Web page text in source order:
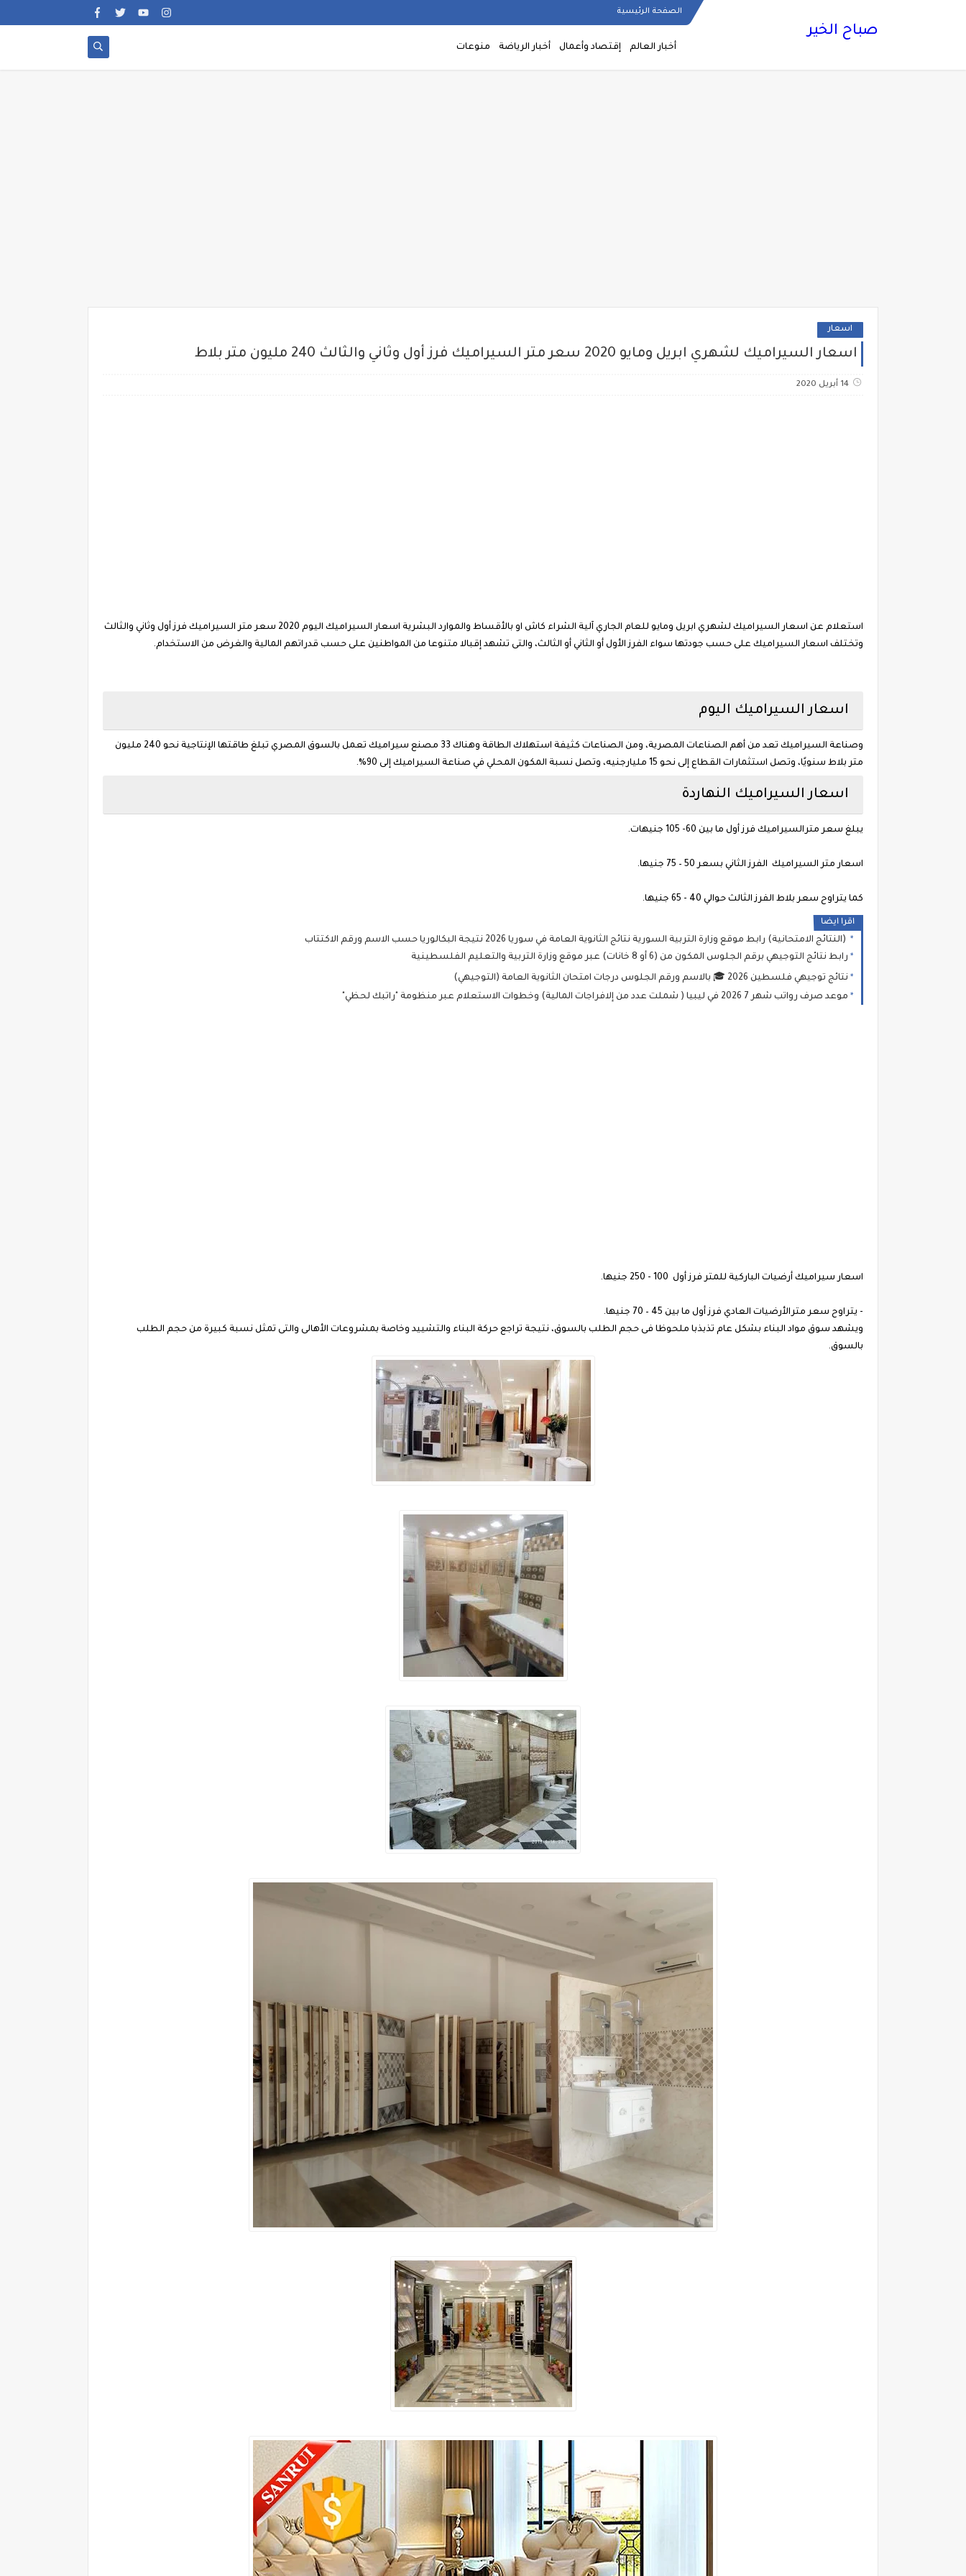
الصفحة الرئيسية
صباح الخير
أخبار العالم إقتصاد وأعمال أخبار الرياضة منوعات
اسعار
اسعار السيراميك لشهري ابريل ومايو 2020 سعر متر السيراميك فرز أول وثاني والثالث 240 مليون متر بلاط
14 أبريل 2020
استعلام عن اسعار السيراميك لشهري ابريل ومايو للعام الجاري آلية الشراء كاش او بالأقساط والموارد البشرية اسعار السيراميك اليوم 2020 سعر متر السيراميك فرز أول وثاني والثالث
وتختلف اسعار السيراميك على حسب جودتها سواء الفرز الأول أو الثاني أو الثالث، والتى تشهد إقبالا متنوعا من المواطنين على حسب قدراتهم المالية والغرض من الاستخدام.
اسعار السيراميك اليوم
وصناعة السيراميك تعد من أهم الصناعات المصرية، ومن الصناعات كثيفة استهلاك الطاقة وهناك 33 مصنع سيراميك تعمل بالسوق المصري تبلغ طاقتها الإنتاجية نحو 240 مليون
متر بلاط سنويًا، وتصل استثمارات القطاع إلى نحو 15 مليارجنيه، وتصل نسبة المكون المحلي في صناعة السيراميك إلى 90%.
اسعار السيراميك النهاردة
يبلغ سعر مترالسيراميك فرز أول ما بين 60- 105 جنيهات.
اسعار متر السيراميك الفرز الثاني بسعر 50 – 75 جنيها.
كما يتراوح سعر بلاط الفرز الثالث حوالي 40 - 65 جنيها.
اقرا ايضا
(النتائج الامتحانية) رابط موقع وزارة التربية السورية نتائج الثانوية العامة في سوريا 2026 نتيجة البكالوريا حسب الاسم ورقم الاكتتاب
رابط نتائج التوجيهي برقم الجلوس المكون من (6 أو 8 خانات) عبر موقع وزارة التربية والتعليم الفلسطينية
نتائج توجيهي فلسطين 2026 🎓 بالاسم ورقم الجلوس درجات امتحان الثانوية العامة (التوجيهي)
موعد صرف رواتب شهر 7 2026 في ليبيا ( شملت عدد من إلافراجات المالية) وخطوات الاستعلام عبر منظومة "راتبك لحظي"
اسعار سيراميك أرضيات الباركية للمتر فرز أول 100 - 250 جنيها.
- يتراوح سعر مترالأرضيات العادي فرز أول ما بين 45 – 70 جنيها.
ويشهد سوق مواد البناء بشكل عام تذبذبا ملحوظا فى حجم الطلب بالسوق، نتيجة تراجع حركة البناء والتشييد وخاصة بمشروعات الأهالى والتى تمثل نسبة كبيرة من حجم الطلب
بالسوق.